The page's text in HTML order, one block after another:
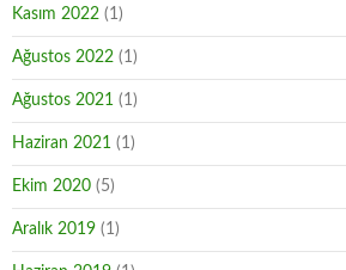
Kasım 2022 (1)
Ağustos 2022 (1)
Ağustos 2021 (1)
Haziran 2021 (1)
Ekim 2020 (5)
Aralık 2019 (1)